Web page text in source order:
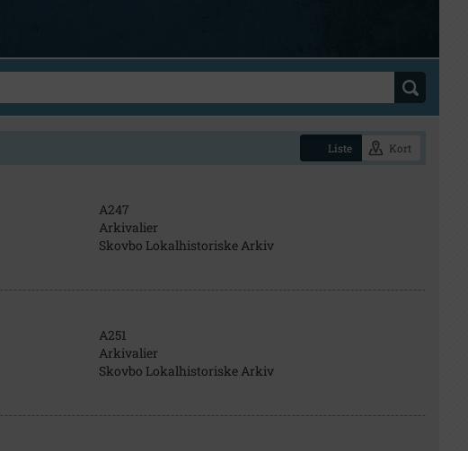
Liste Kort
A247
Arkivalier
Skovbo Lokalhistoriske Arkiv
A251
Arkivalier
Skovbo Lokalhistoriske Arkiv